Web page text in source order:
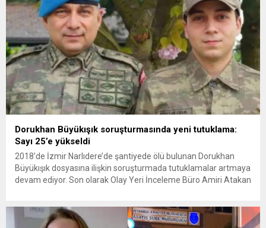
Dorukhan Büyükışık soruşturmasında yeni tutuklama:
Sayı 25’e yükseldi
2018’de İzmir Narlıdere’de şantiyede ölü bulunan Dorukhan
Büyükışık dosyasına ilişkin soruşturmada tutuklamalar artmaya
devam ediyor. Son olarak Olay Yeri İnceleme Büro Amiri Atakan
bulunan Dorukhan Büyükışık’a ilişkin yeniden açılan